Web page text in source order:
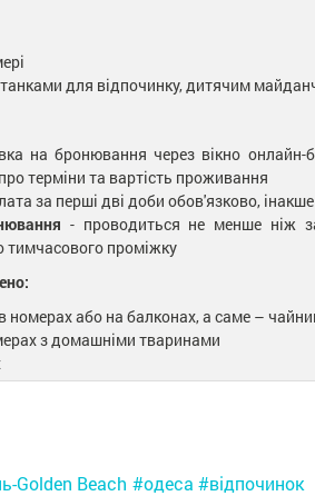
для відпочинку, дитячим
на бронювання через вікно
терміни та вартість проживання
за перші дві доби обов'язково,
- проводиться не менше ніж
тимчасового проміжку
номерах або на балконах, а саме –
з домашніми тваринами
Golden Beach #одеса ​​#відпочинок